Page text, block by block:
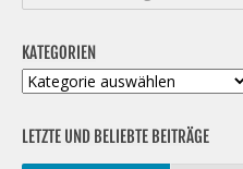
KATEGORIEN
Kategorien
LETZTE UND BELIEBTE BEITRÄGE